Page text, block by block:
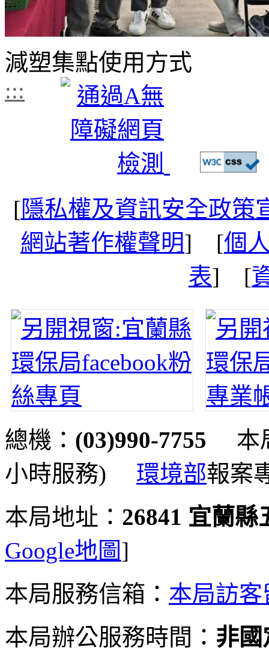
減塑集點使用方式
:::
[隱私權及資訊安全政策
網站著作權聲明] [個
表] [
總機： (03)990-7755 本
小時服務) 環境部報案
本局地址： 26841 宜蘭縣
Google地圖]
本局服務信箱： 本局訪客
本局辦公服務時間： 非國